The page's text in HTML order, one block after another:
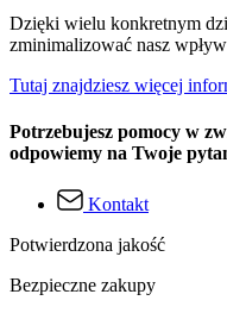
Dzięki wielu konkretnym
zminimalizować nasz
Tutaj znajdziesz więcej
Potrzebujesz pomocy w
odpowiemy na Twoje
Kontakt
Potwierdzona jakość
Bezpieczne zakupy